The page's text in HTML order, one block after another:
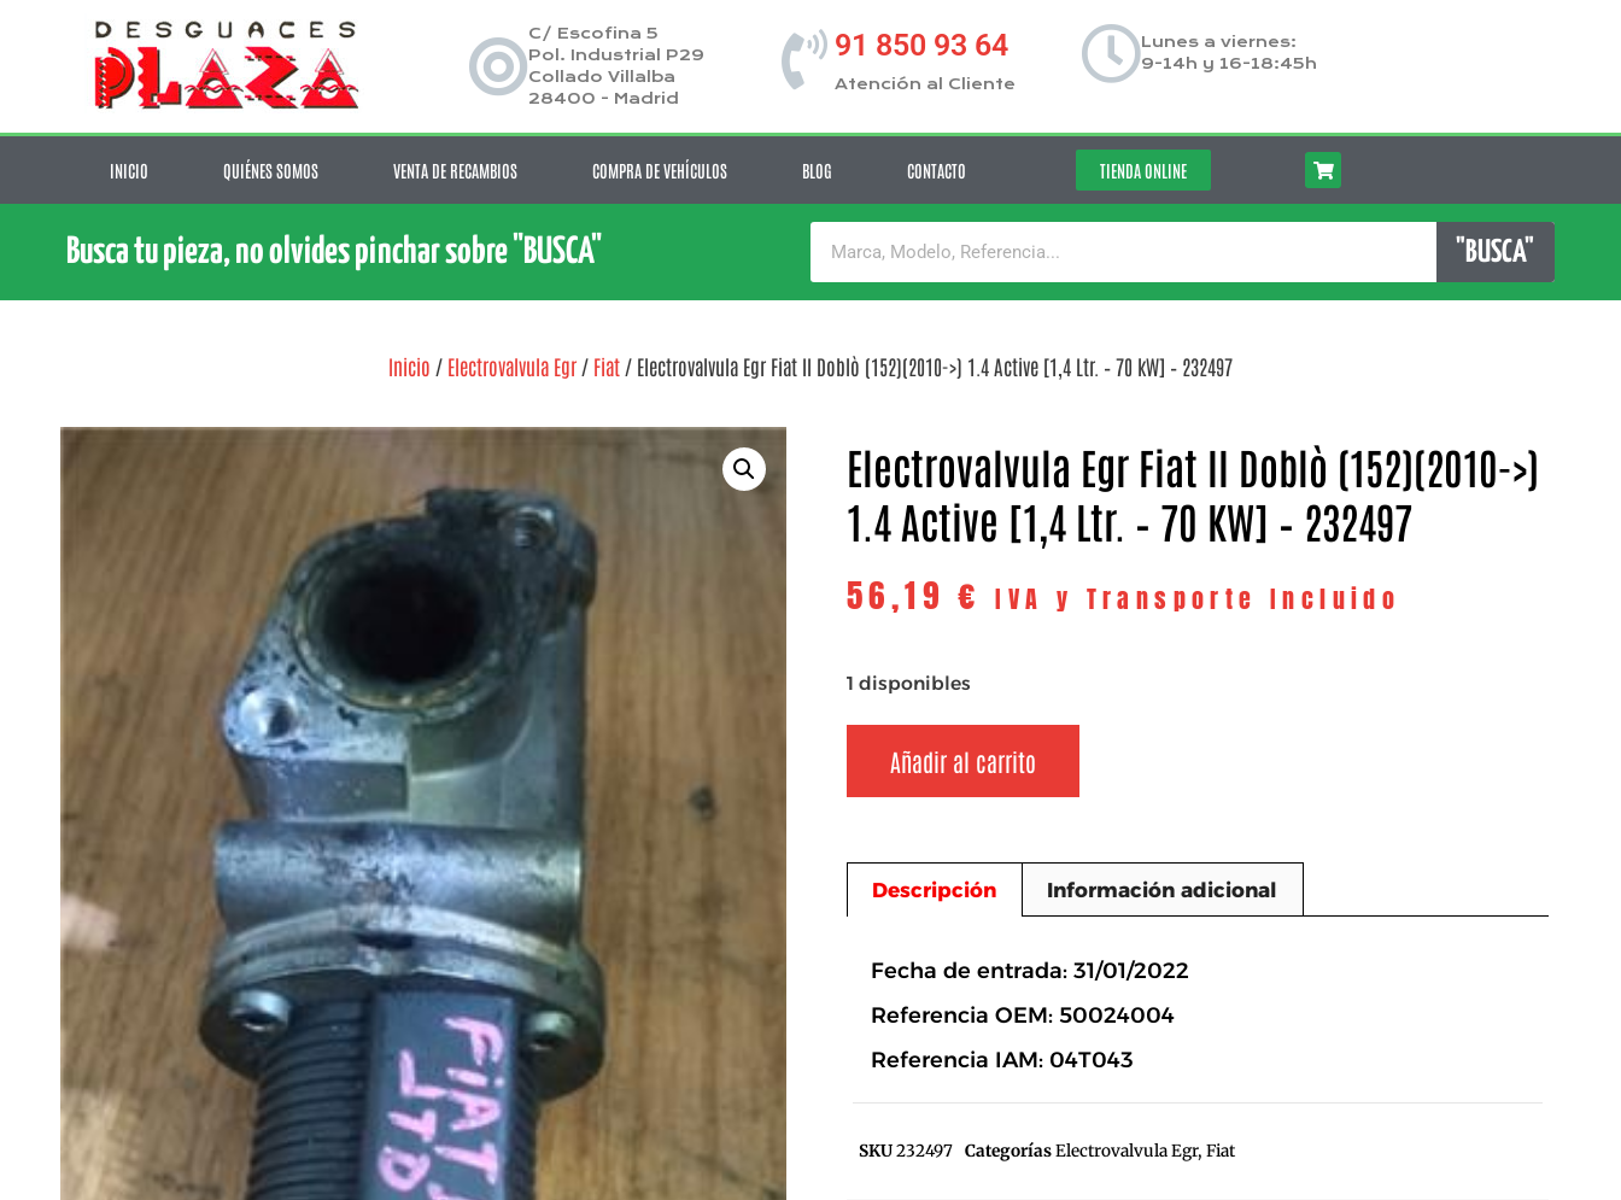
C/ Escofina 5
Pol. Industrial P29
Collado Villalba
28400 - Madrid
91 850 93 64
Atención al Cliente
Lunes a viernes:
9-14h y 16-18:45h
INICIO QUIÉNES SOMOS VENTA DE RECAMBIOS COMPRA DE VEHÍCULOS BLOG CONTACTO TIENDA ONLINE
Busca tu pieza, no olvides pinchar sobre "BUSCA" "BUSCA"
Inicio / Electrovalvula Egr / Fiat / Electrovalvula Egr Fiat II Doblò (152)(2010->) 1.4 Active [1,4 Ltr. – 70 kW] – 232497
Electrovalvula Egr Fiat II Doblò (152)(2010->)
1.4 Active [1,4 Ltr. – 70 KW] – 232497
56,19€ IVA y Transporte Incluido
1 disponibles
Añadir al carrito
Descripción Información adicional
Fecha de entrada: 31/01/2022
Referencia OEM: 50024004
Referencia IAM: 04T043
SKU232497 CategoríasElectrovalvula Egr, Fiat